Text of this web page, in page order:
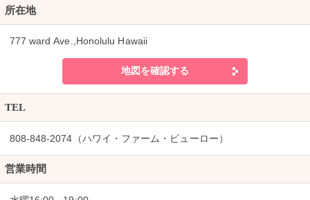
所在地
777 ward Ave.,Honolulu Hawaii
地図を確認する
TEL
808-848-2074（ハワイ・ファーム・ビューロー）
営業時間